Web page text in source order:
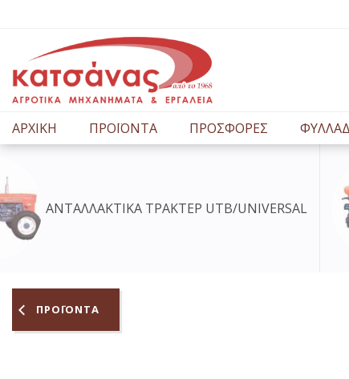
ΑΡΧΙΚΗ ΠΡΟΪΟΝΤΑ ΠΡΟΣΦΟΡΕΣ
UTB/UNIVERSAL
ΠΡΟΪΟΝΤΑ